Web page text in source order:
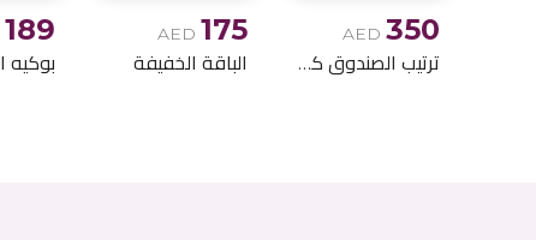
AED 350
ترتيب الصندوق كالا ليلي
AED 175
الباقة الخفيفة
189